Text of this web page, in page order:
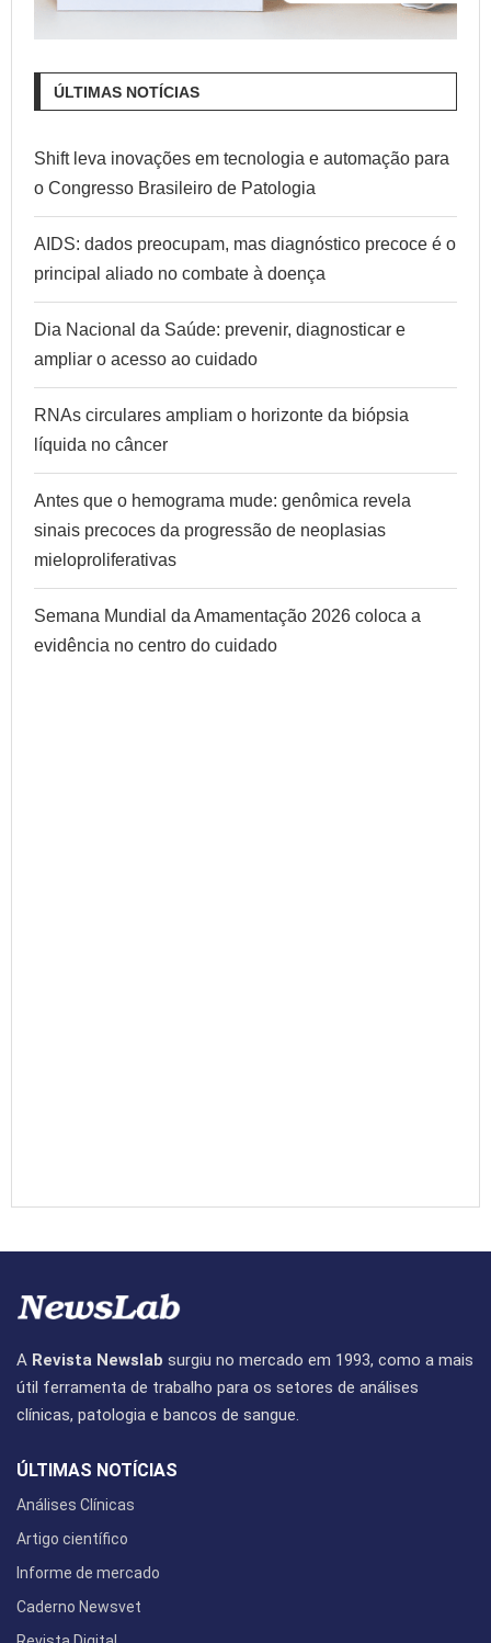
ÚLTIMAS NOTÍCIAS
Shift leva inovações em tecnologia e automação para
o Congresso Brasileiro de Patologia
AIDS: dados preocupam, mas diagnóstico precoce é o
principal aliado no combate à doença
Dia Nacional da Saúde: prevenir, diagnosticar e
ampliar o acesso ao cuidado
RNAs circulares ampliam o horizonte da biópsia
líquida no câncer
Antes que o hemograma mude: genômica revela
sinais precoces da progressão de neoplasias
mieloproliferativas
Semana Mundial da Amamentação 2026 coloca a
evidência no centro do cuidado
A Revista Newslab surgiu no mercado em 1993, como a mais
útil ferramenta de trabalho para os setores de análises
clínicas, patologia e bancos de sangue.
ÚLTIMAS NOTÍCIAS
Análises Clínicas
Artigo científico
Informe de mercado
Caderno Newsvet